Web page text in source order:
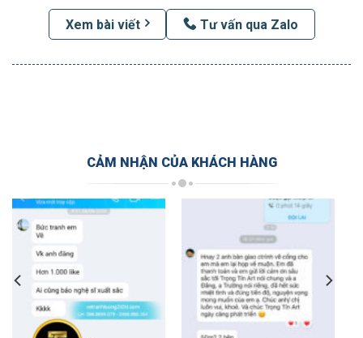
Xem bài viết Tư vấn qua Zalo
CẢM NHẬN CỦA KHÁCH HÀNG